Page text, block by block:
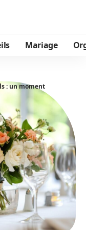
Mariage
: un moment